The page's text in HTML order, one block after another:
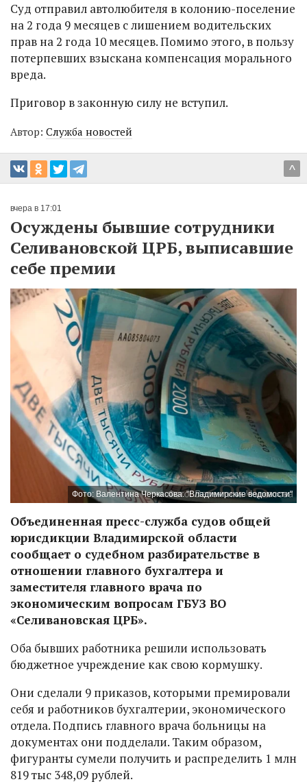
Суд отправил автолюбителя в колонию-поселение
на 2 года 9 месяцев с лишением водительских
прав на 2 года 10 месяцев. Помимо этого, в пользу
потерпевших взыскана компенсация морального
вреда.
Приговор в законную силу не вступил.
Автор: Служба новостей
^
вчера в 17:01
Осуждены бывшие сотрудники
Селивановской ЦРБ, выписавшие
себе премии
Фото: Валентина Черкасова. "Владимирские ведомости"
Объединенная пресс-служба судов общей
юрисдикции Владимирской области
сообщает о судебном разбирательстве в
отношении главного бухгалтера и
заместителя главного врача по
экономическим вопросам ГБУЗ ВО
«Селивановская ЦРБ».
Оба бывших работника решили использовать
бюджетное учреждение как свою кормушку.
Они сделали 9 приказов, которыми премировали
себя и работников бухгалтерии, экономического
отдела. Подпись главного врача больницы на
документах они подделали. Таким образом,
фигуранты сумели получить и распределить 1 млн
819 тыс 348,09 рублей.